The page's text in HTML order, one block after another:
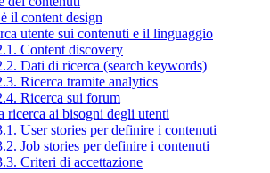
il content design
utente sui contenuti e il linguaggio
Content discovery
Dati di ricerca (search keywords)
Ricerca tramite analytics
Ricerca sui forum
ricerca ai bisogni degli utenti
User stories per definire i contenuti
Job stories per definire i contenuti
Criteri di accettazione